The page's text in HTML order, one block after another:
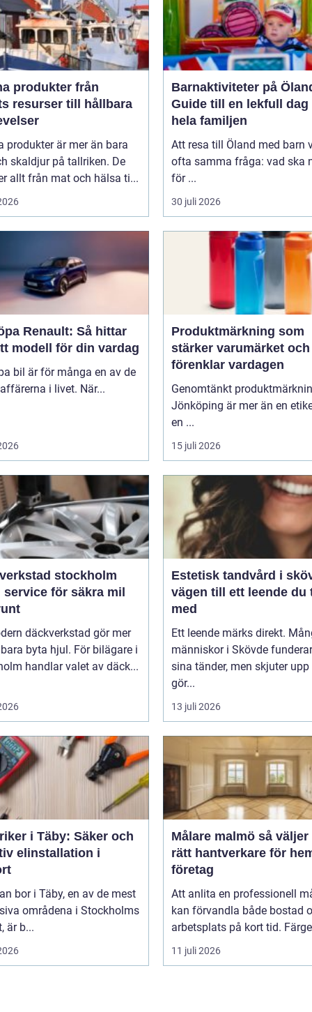
produkter från
resurser till hållbara
produkter är mer än bara
skaldjur på tallriken. De
allt från mat och hälsa ti...
Barnaktiviteter på
Guide till en lekfull dag
hela familjen
Att resa till Öland med barn
ofta samma fråga: vad ska
för ...
30 juli 2026
Renault: Så hittar
modell för din vardag
bil är för många en av de
i livet. När...
Produktmärkning som
stärker varumärket och
förenklar vardagen
Genomtänkt
Jönköping är mer än en
en ...
15 juli 2026
stockholm
service för säkra mil
däckverkstad gör mer
byta hjul. För bilägare i
handlar valet av däck...
Estetisk tandvård i
vägen till ett leende du
med
Ett leende märks direkt.
människor i Skövde
sina tänder, men skjuter
gör...
13 juli 2026
i Täby: Säker och
elinstallation i
bor i Täby, en av de mest
områdena i Stockholms
är b...
Målare malmö så väljer du
rätt hantverkare för
företag
Att anlita en professionell
kan förvandla både bostad
arbetsplats på kort tid.
11 juli 2026